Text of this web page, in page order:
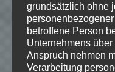
Wenn Dir
kaufe Dir
Stream:
grundsätzlich ohne
betroffene Person
Unternehmens
Anspruch nehmen
Verarbeitung